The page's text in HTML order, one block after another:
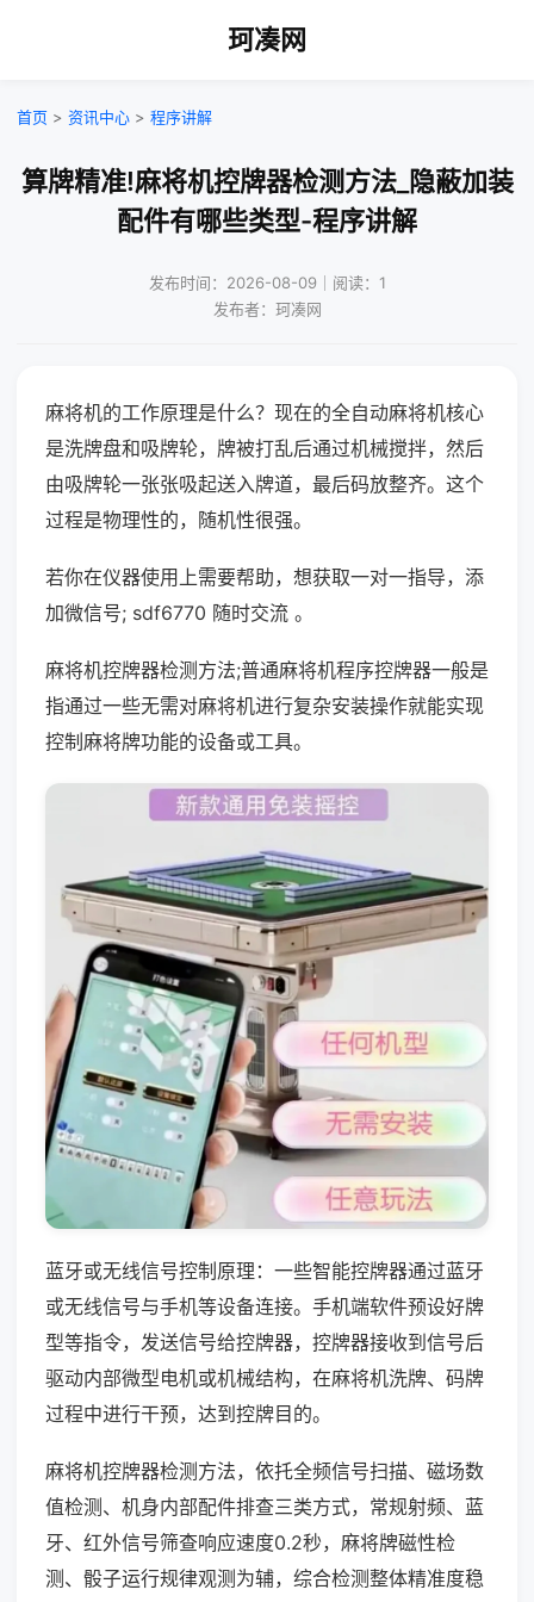
珂凑网
首页 > 资讯中心 > 程序讲解
算牌精准!麻将机控牌器检测方法_隐蔽加装
配件有哪些类型-程序讲解
发布时间：2026-08-09｜阅读：1
发布者：珂凑网
麻将机的工作原理是什么？现在的全自动麻将机核心
是洗牌盘和吸牌轮，牌被打乱后通过机械搅拌，然后
由吸牌轮一张张吸起送入牌道，最后码放整齐。这个
过程是物理性的，随机性很强。
若你在仪器使用上需要帮助，想获取一对一指导，添
加微信号; sdf6770 随时交流 。
麻将机控牌器检测方法;普通麻将机程序控牌器一般是
指通过一些无需对麻将机进行复杂安装操作就能实现
控制麻将牌功能的设备或工具。
蓝牙或无线信号控制原理：一些智能控牌器通过蓝牙
或无线信号与手机等设备连接。手机端软件预设好牌
型等指令，发送信号给控牌器，控牌器接收到信号后
驱动内部微型电机或机械结构，在麻将机洗牌、码牌
过程中进行干预，达到控牌目的。
麻将机控牌器检测方法，依托全频信号扫描、磁场数
值检测、机身内部配件排查三类方式，常规射频、蓝
牙、红外信号筛查响应速度0.2秒，麻将牌磁性检
测、骰子运行规律观测为辅，综合检测整体精准度稳